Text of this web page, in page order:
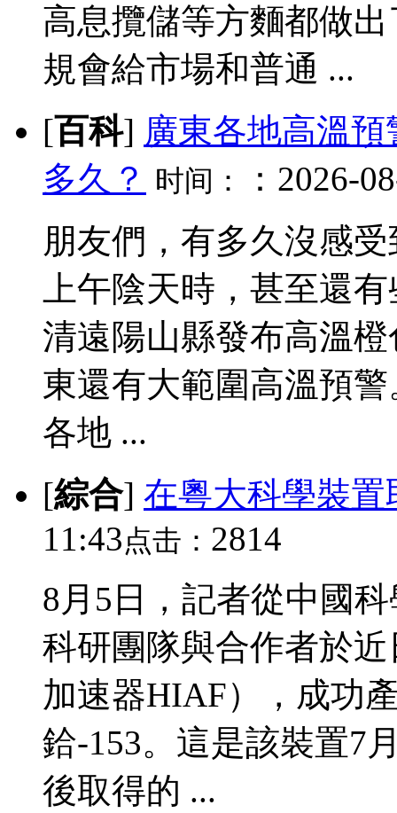
高息攬儲等方麵都做
規會給市場和普通 ...
[百科] 廣東各地高溫
多久？
时间：
：2026-
朋友們，有多久沒感
上午陰天時，甚至還
清遠陽山縣發布高溫
東還有大範圍高溫預
各地 ...
[綜合] 在粵大科學裝置
11:43点击： 2814
8月5日，記者從中國
科研團隊與合作者於
加速器HIAF），成功
鉿-153。這是該裝置7
後取得的 ...